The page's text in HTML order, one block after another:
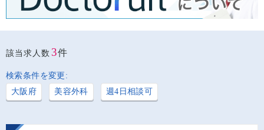
該当求人数 3件
検索条件を変更:
大阪府
美容外科 週4日相談可